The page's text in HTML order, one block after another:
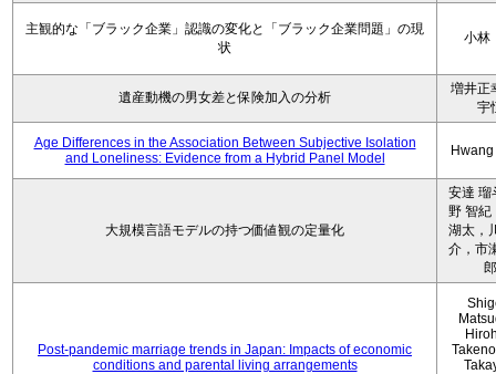
主観的な「ブラック企業」認識の変化と「ブラック企業問題」の現
状
小
遺産動機の男女差と保険加入の分析
増井正
宇
Age Differences in the Association Between Subjective Isolation
and Loneliness: Evidence from a Hybrid Panel Model
大規模言語モデルの持つ価値観の定量化
安達 瑠
野 智紀
湖太，
介，市
郎
Post-pandemic marriage trends in Japan: Impacts of economic
conditions and parental living arrangements